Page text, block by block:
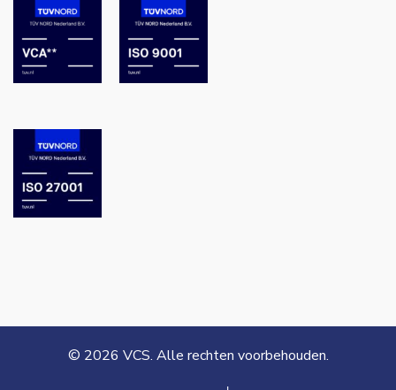
© 2026 VCS. Alle rechten voorbehouden.